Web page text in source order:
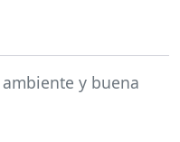
y buena